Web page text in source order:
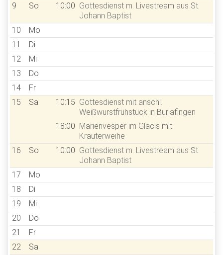
9
So 10:00 Gottesdienst m. Livestream aus St.
Johann Baptist
10
Mo
11
Di
12
Mi
13
Do
14
Fr
15
Sa 10:15 Gottesdienst mit anschl.
Weißwurstfrühstück in Burlafingen
18:00 Marienvesper im Glacis mit
Kräuterweihe
16
So 10:00 Gottesdienst m. Livestream aus St.
Johann Baptist
17
Mo
18
Di
19
Mi
20
Do
21
Fr
22
Sa